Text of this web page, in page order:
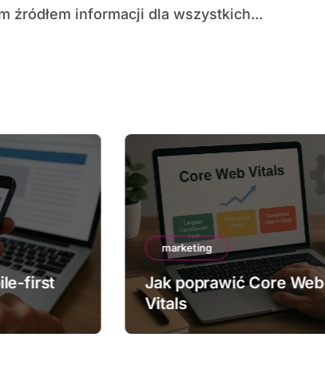
źródłem informacji dla wszystkich...
first
marketing
Jak poprawić Core Web
Vitals